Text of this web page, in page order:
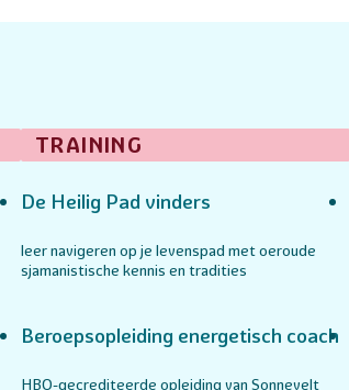
TRAINING
De Heilig Pad vinders
leer navigeren op je levenspad met oeroude
sjamanistische kennis en tradities
Beroepsopleiding energetisch coach
HBO-gecrediteerde opleiding van Sonnevelt